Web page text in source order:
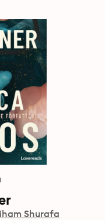
Shurafa